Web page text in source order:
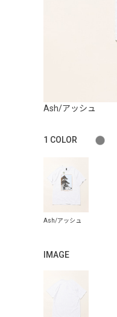
Ash/アッシュ
1 COLOR
IMAGE